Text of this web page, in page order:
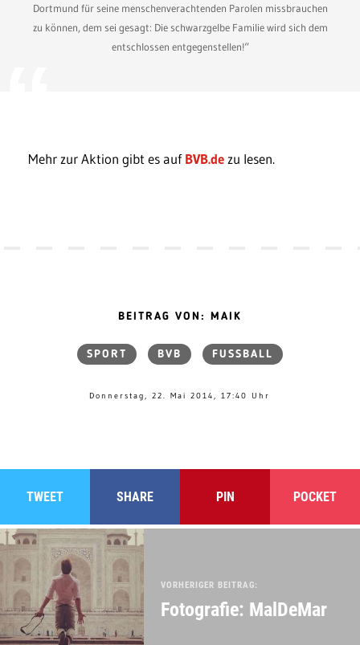
Dortmund für seine menschenverachtenden Parolen missbrauchen
zu können, dem sei gesagt: Die schwarzgelbe Familie wird sich dem
entschlossen entgegenstellen!“
Mehr zur Aktion gibt es aufBVB.dezu lesen.
BEITRAG VON: MAIK
SPORT BVB FUSSBALL
Donnerstag, 22. Mai 2014, 17:40 Uhr
TWEET SHARE PIN POCKET
VORHERIGER BEITRAG:
Fotografie: MalDeMar